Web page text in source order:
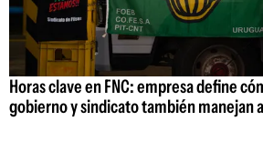
Horas clave en FNC: empresa define
gobierno y sindicato también manejan